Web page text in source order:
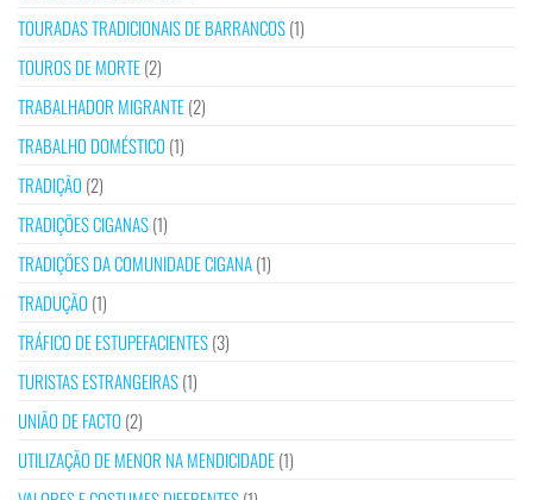
TOURADAS TRADICIONAIS DE BARRANCOS(1)
TOUROS DE MORTE(2)
TRABALHADOR MIGRANTE(2)
TRABALHO DOMÉSTICO (1)
TRADIÇÃO (2)
TRADIÇÕES CIGANAS(1)
TRADIÇÕES DA COMUNIDADE CIGANA(1)
TRADUÇÃO (1)
TRÁFICO DE ESTUPEFACIENTES(3)
TURISTAS ESTRANGEIRAS(1)
UNIÃO DE FACTO (2)
UTILIZAÇÃO DE MENOR NA MENDICIDADE(1)